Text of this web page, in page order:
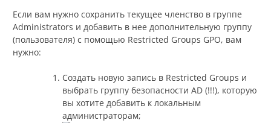
Если вам нужно сохранить текущее членство в группе
Administrators и добавить в нее дополнительную группу
(пользователя) с помощью Restricted Groups GPO, вам
нужно:
Создать новую запись в Restricted Groups и
выбрать группу безопасности AD (!!!), которую
вы хотите добавить к локальным
администраторам;